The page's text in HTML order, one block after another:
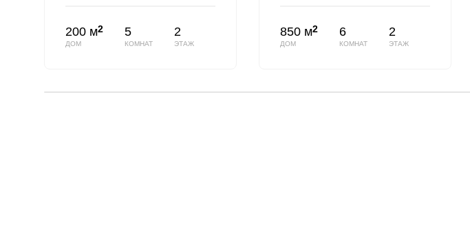
200 м2
ДОМ
5
КОМНАТ
2
ЭТАЖ
850 м2
ДОМ
6
КОМНАТ
2
ЭТАЖ